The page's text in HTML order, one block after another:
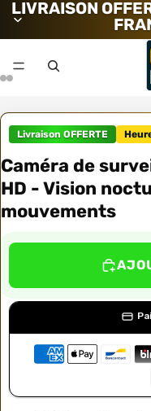
LIVRAISON
Livraison OFFERTE
Caméra de
HD - Vision
mouvements